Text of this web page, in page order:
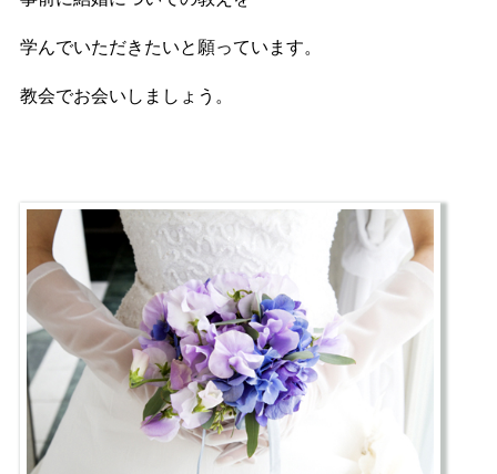
学んでいただきたいと願っています。
教会でお会いしましょう。